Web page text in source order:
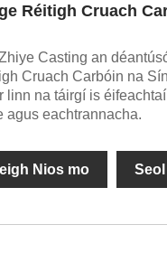
Réitigh Cruach
Casting an
Cruach Carbóin na
linn na táirgí is
agus eachtrannacha.
Nios mo